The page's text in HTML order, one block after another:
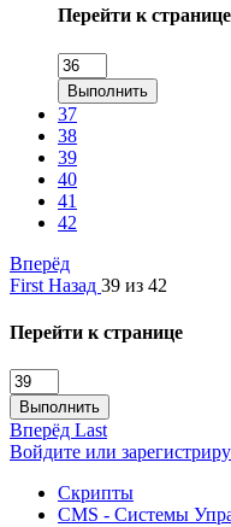
Перейти к странице
Выполнить
37
38
39
40
41
42
Вперёд
First Назад 39 из 42
Перейти к странице
Выполнить
Вперёд Last
Войдите или
Скрипты
CMS - Системы